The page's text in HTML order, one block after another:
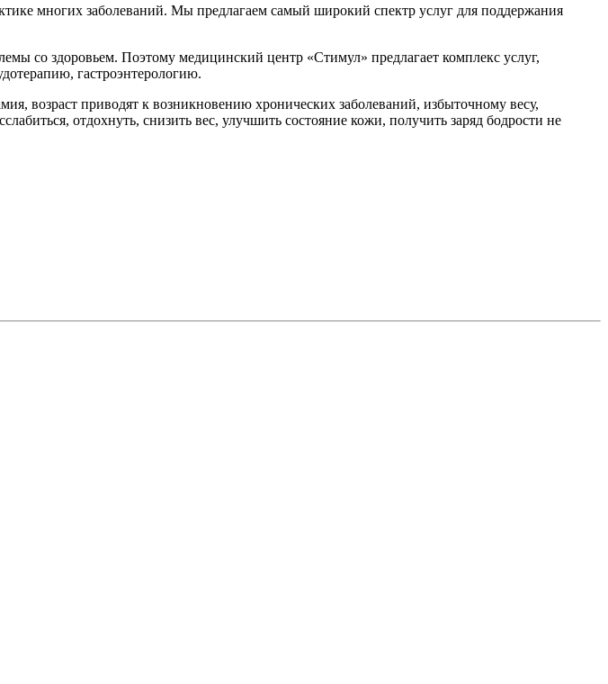
многих заболеваний. Мы предлагаем самый широкий спектр услуг для поддержания
со здоровьем. Поэтому медицинский центр «Стимул» предлагает комплекс услуг,
гастроэнтерологию.
возраст приводят к возникновению хронических заболеваний, избыточному весу,
отдохнуть, снизить вес, улучшить состояние кожи, получить заряд бодрости не